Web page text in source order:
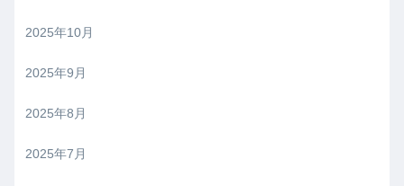
2025年10月
2025年9月
2025年8月
2025年7月